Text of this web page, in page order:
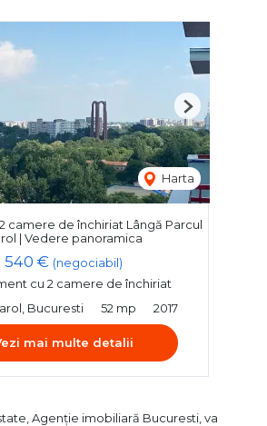
Harta
Next
camere de închiriat Lângă Parcul
| Vedere panoramica
540 € (negociabil)
cu 2 camere de închiriat
Bucuresti
52 mp 2017
mai multe detalii
Agenție imobiliară Bucuresti, va